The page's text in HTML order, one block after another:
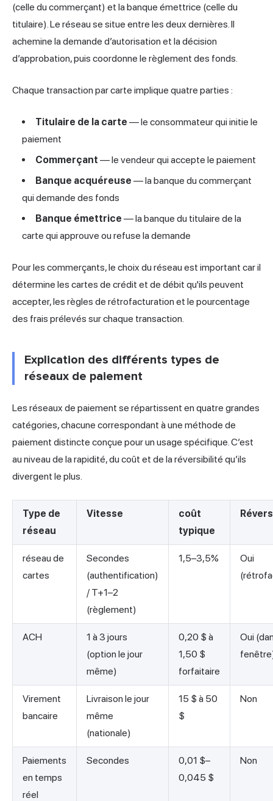
(celle du commerçant) et la banque émettrice (celle du
titulaire). Le réseau se situe entre les deux dernières. Il
achemine la demande d’autorisation et la décision
d’approbation, puis coordonne le règlement des fonds.
Chaque transaction par carte implique quatre parties :
Titulaire de la carte — le consommateur qui initie le
paiement
Commerçant — le vendeur qui accepte le paiement
Banque acquéreuse — la banque du commerçant
qui demande des fonds
Banque émettrice — la banque du titulaire de la
carte qui approuve ou refuse la demande
Pour les commerçants, le choix du réseau est important car il
détermine les cartes de crédit et de débit qu'ils peuvent
accepter, les règles de rétrofacturation et le pourcentage
des frais prélevés sur chaque transaction.
Explication des différents types de
réseaux de paiement
Les réseaux de paiement se répartissent en quatre grandes
catégories, chacune correspondant à une méthode de
paiement distincte conçue pour un usage spécifique. C’est
au niveau de la rapidité, du coût et de la réversibilité qu’ils
divergent le plus.
Type de
réseau
Vitesse
coût
typique
réseau de
cartes
Secondes
(authentification)
/ T+1–2
(règlement)
1,5–3,5%
Oui
ACH
1 à 3 jours
(option le jour
même)
0,20 $ à
1,50 $
forfaitaire
Oui
Virement
bancaire
Livraison le jour
même
(nationale)
15 $ à 50
$
Non
Paiements
en temps
réel
Secondes
0,01 $–
0,045 $
Non